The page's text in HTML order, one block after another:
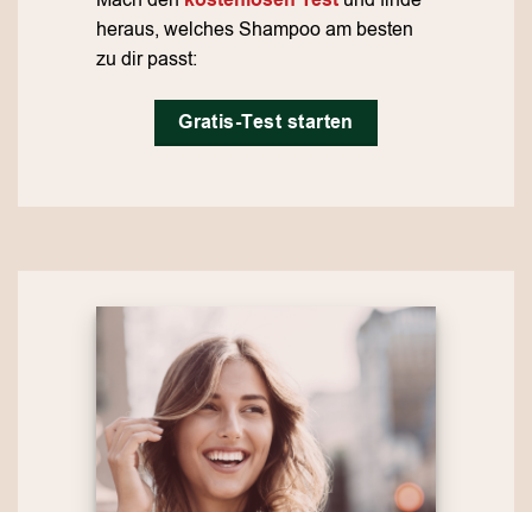
heraus, welches Shampoo am besten
zu dir passt:
Gratis-Test starten